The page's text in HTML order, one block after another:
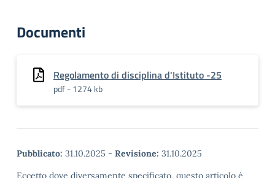
Documenti
Regolamento di disciplina d'Istituto -25
pdf - 1274 kb
Pubblicato: 31.10.2025 - Revisione: 31.10.2025
Eccetto dove diversamente specificato, questo articolo è